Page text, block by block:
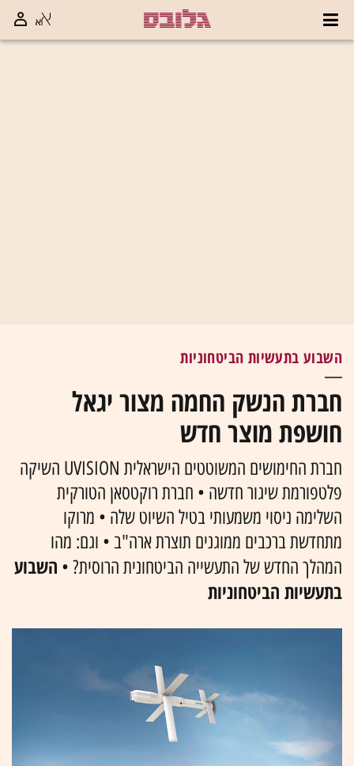
השבוע בתעשיות הביטחוניות
חברת הנשק החמה מצור יגאל
חושפת מוצר חדש
חברת החימושים המשוטטים הישראלית UVISION השיקה
פלטפורמת שיגור חדשה • חברת רוקטסאן הטורקית
השלימה ניסוי משמעותי בטיל השיוט שלה • מרוקו
מתחדשת ברכבים ממוגנים תוצרת ארה"ב • וגם: מהו
המהלך החדש של התעשייה הביטחונית הרוסית? • השבוע
בתעשיות הביטחוניות